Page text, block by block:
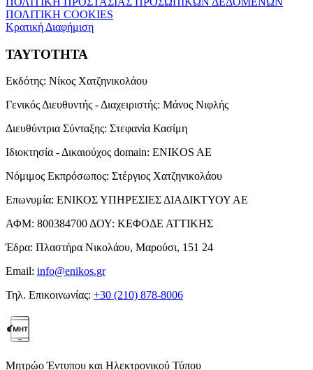
ΠΟΛΙΤΙΚΗ COOKIES
Κρατική Διαφήμιση
ΤΑΥΤΟΤΗΤΑ
Εκδότης: Νίκος Χατζηνικολάου
Γενικός Διευθυντής - Διαχειριστής: Μάνος Νιφλής
Διευθύντρια Σύνταξης: Στεφανία Κασίμη
Ιδιοκτησία - Δικαιούχος domain: ENIKOS AE
Νόμιμος Εκπρόσωπος: Στέργιος Χατζηνικολάου
Επωνυμία: ΕΝΙΚΟΣ ΥΠΗΡΕΣΙΕΣ ΔΙΑΔΙΚΤΥΟΥ ΑΕ
ΑΦΜ: 800384700 ΔΟΥ: ΚΕΦΟΔΕ ΑΤΤΙΚΗΣ
Έδρα: Πλαστήρα Νικολάου, Μαρούσι, 151 24
Email: info@enikos.gr
Τηλ. Επικοινωνίας: +30 (210) 878-8006
Μητρώο Έντυπου και Ηλεκτρονικού Τύπου